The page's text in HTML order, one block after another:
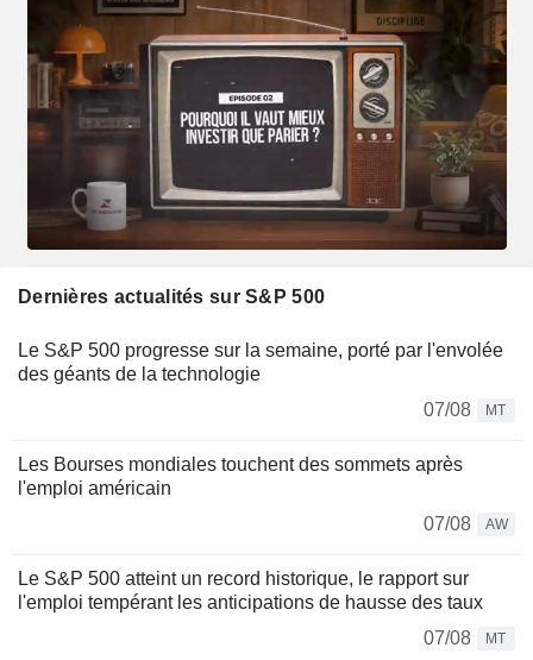
Dernières actualités sur S&P 500
Le S&P 500 progresse sur la semaine, porté par l'envolée
des géants de la technologie
07/08
MT
Les Bourses mondiales touchent des sommets après
l'emploi américain
07/08
AW
Le S&P 500 atteint un record historique, le rapport sur
l'emploi tempérant les anticipations de hausse des taux
07/08
MT